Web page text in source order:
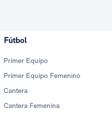
Fútbol
Primer Equipo
Primer Equipo Femenino
Cantera
Cantera Femenina